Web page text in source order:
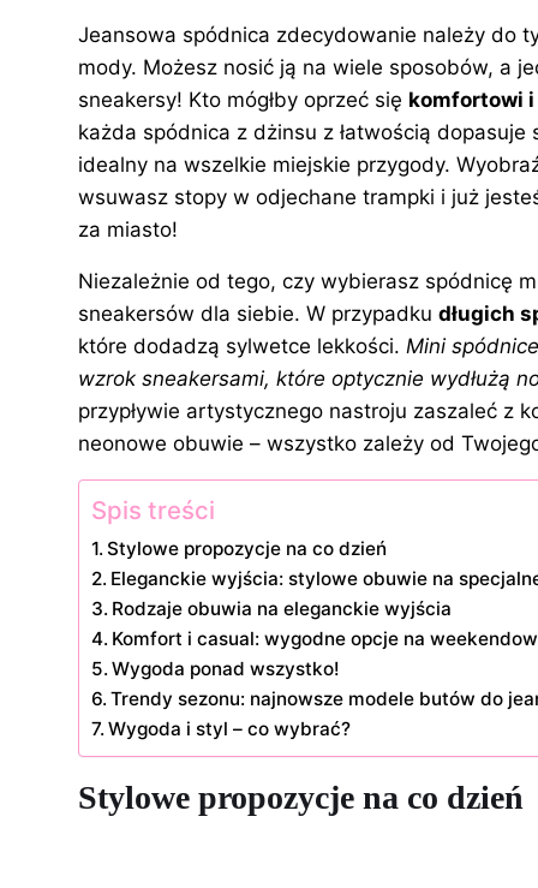
c
e
b
o
o
k
er
e
st
k
e
dI
n
k
o
p
d
di
t
m
bl
r
Jeansowa spódnica zdecydowanie należy do
mody. Możesz nosić ją na wiele sposobów, a
sneakersy! Kto mógłby oprzeć się komfortowi
każda spódnica z dżinsu z łatwością
idealny na wszelkie miejskie przygody.
wsuwasz stopy w odjechane trampki i już
za miasto!
Niezależnie od tego, czy wybierasz spódnicę
sneakersów dla siebie. W przypadku długich
które dodadzą sylwetce lekkości. Mini
wzrok sneakersami, które optycznie wydłużą
przypływie artystycznego nastroju zaszaleć z
neonowe obuwie – wszystko zależy od
Spis treści
Stylowe propozycje na co dzień
Eleganckie wyjścia: stylowe obuwie na
Rodzaje obuwia na eleganckie wyjścia
Komfort i casual: wygodne opcje na
Wygoda ponad wszystko!
Trendy sezonu: najnowsze modele butów do
Wygoda i styl – co wybrać?
Stylowe propozycje na co dzień